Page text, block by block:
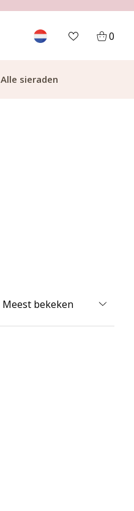
0
Alle sieraden